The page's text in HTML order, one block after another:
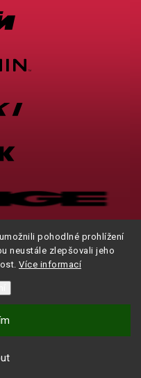
pohodlné prohlížení
neustále zlepšovali jeho
Více informací
Manares